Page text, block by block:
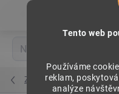
Tento web
Používáme
reklam,
analýze
Závěsové rámy